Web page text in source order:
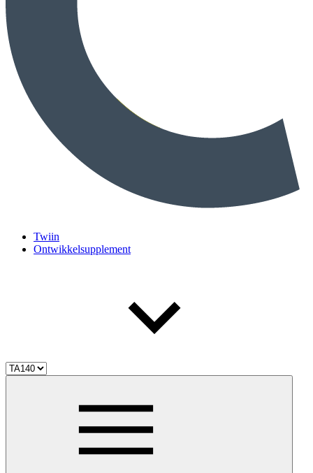
Twiin
Ontwikkelsupplement